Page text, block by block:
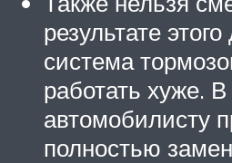
результате
система
работать хуже. В
автомобилисту
полностью